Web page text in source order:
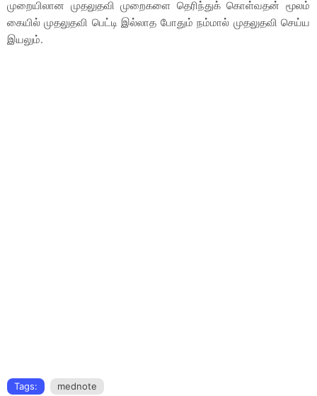
முறையிலான முதலுதவி முறைகளை தெரிந்துக் கொள்வதன் மூலம்
கையில் முதலுதவி பெட்டி இல்லாத போதும் நம்மால் முதலுதவி செய்ய
இயலும்.
Tags: mednote